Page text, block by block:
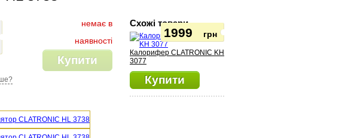
немає в
наявності
Купити
Схожі товари
Калорифер CLATRONIC KH
3077
1999 грн
Купити